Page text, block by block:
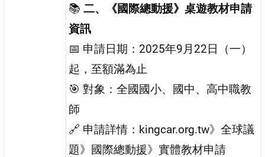
📚二、《國際總動援》桌遊教材申請
資訊
📅 申請日期：2025年9月22日（一）
起，至額滿為止
🎯 對象：全國國小、國中、高中職教
師
🔗 申請詳情：kingcar.org.tw》全球議
題》國際總動援》實體教材申請